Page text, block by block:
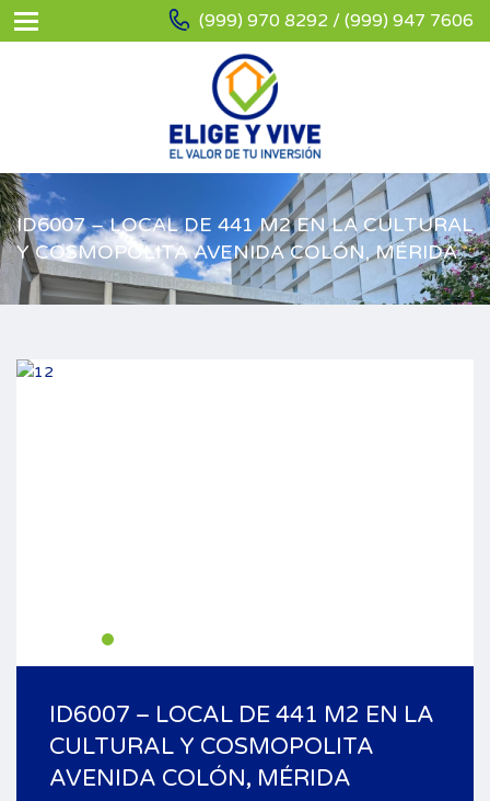
(999) 970 8292 / (999) 947 7606
ID6007 – LOCAL DE 441 M2 EN LA CULTURAL
Y COSMOPOLITA AVENIDA COLÓN, MÉRIDA
ID6007 – LOCAL DE 441 M2 EN LA
CULTURAL Y COSMOPOLITA
AVENIDA COLÓN, MÉRIDA